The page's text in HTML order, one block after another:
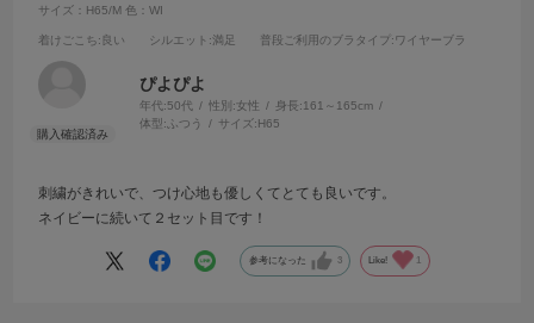
サイズ：H65/M 色：WI
着けごこち:良い シルエット :満足 普段ご利用のブラタイプ :ワイヤーブラ
ぴよぴよ
年代:50代 性別:女性 身長:161～165cm
体型: ふつう サイズ:H65
刺繍がきれいで、つけ心地も優しくてとても良いです。
ネイビーに続いて２セット目です！
参考になった 3 Like! 1